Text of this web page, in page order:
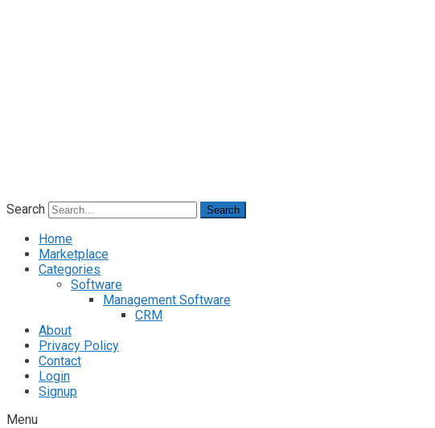
Search Search
Home
Marketplace
Categories
Software
Management Software
CRM
About
Privacy Policy
Contact
Login
Signup
Menu